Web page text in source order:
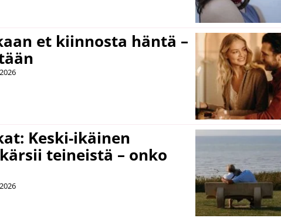
et kiinnosta häntä –
Keski-ikäinen
teineistä – onko